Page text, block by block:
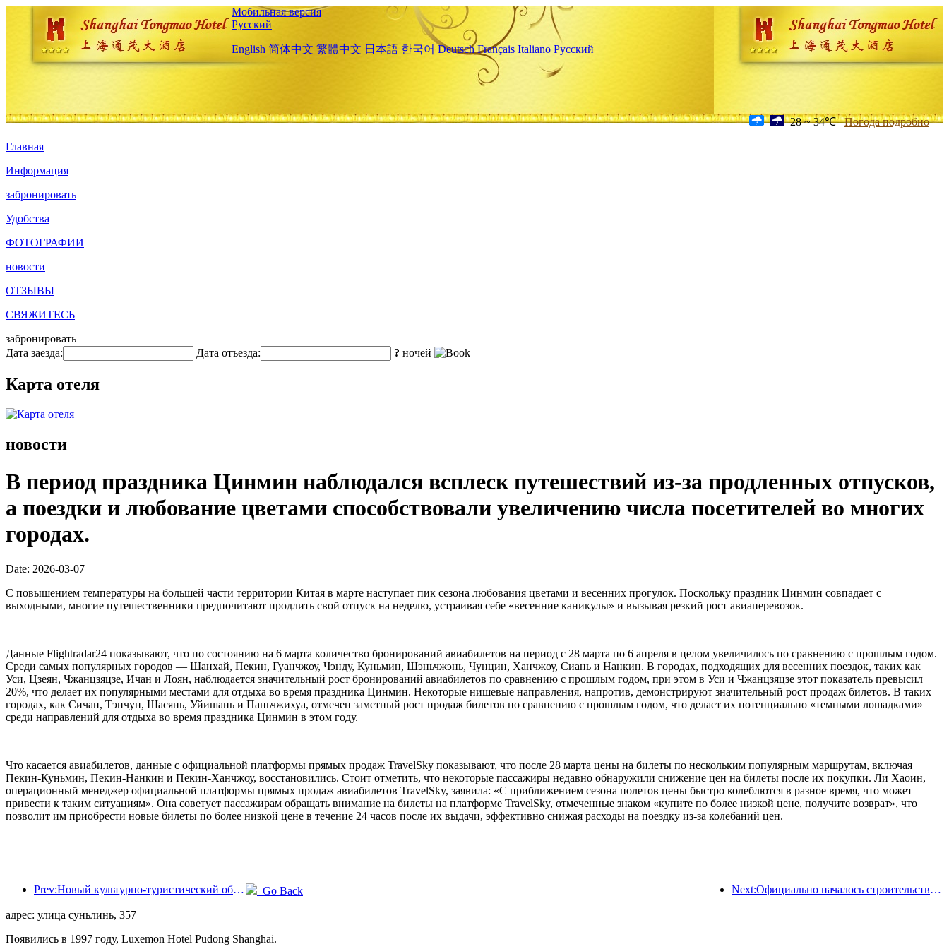
Мобильная версия
Русский
English 简体中文 繁體中文 日本語 한국어 Deutsch Français Italiano Русский
28 ~ 34℃ Погода подробно
Главная
Информация
забронировать
Удобства
ФОТОГРАФИИ
новости
ОТЗЫВЫ
СВЯЖИТЕСЬ
забронировать
Дата заезда:
Дата отъезда: ? ночей
Карта отеля
новости
В период праздника Цинмин наблюдался всплеск путешествий из-за продленных отпусков,
а поездки и любование цветами способствовали увеличению числа посетителей во многих
городах.
Date: 2026-03-07
С повышением температуры на большей части территории Китая в марте наступает пик сезона любования цветами и весенних прогулок. Поскольку праздник Цинмин совпадает с
выходными, многие путешественники предпочитают продлить свой отпуск на неделю, устраивая себе «весенние каникулы» и вызывая резкий рост авиаперевозок.
Данные Flightradar24 показывают, что по состоянию на 6 марта количество бронирований авиабилетов на период с 28 марта по 6 апреля в целом увеличилось по сравнению с прошлым годом.
Среди самых популярных городов — Шанхай, Пекин, Гуанчжоу, Чэнду, Куньмин, Шэньчжэнь, Чунцин, Ханчжоу, Сиань и Нанкин. В городах, подходящих для весенних поездок, таких как
Уси, Цзеян, Чжанцзяцзе, Ичан и Лоян, наблюдается значительный рост бронирований авиабилетов по сравнению с прошлым годом, при этом в Уси и Чжанцзяцзе этот показатель превысил
20%, что делает их популярными местами для отдыха во время праздника Цинмин. Некоторые нишевые направления, напротив, демонстрируют значительный рост продаж билетов. В таких
городах, как Сичан, Тэнчун, Шасянь, Уйишань и Паньчжихуа, отмечен заметный рост продаж билетов по сравнению с прошлым годом, что делает их потенциально «темными лошадками»
среди направлений для отдыха во время праздника Цинмин в этом году.
Что касается авиабилетов, данные с официальной платформы прямых продаж TravelSky показывают, что после 28 марта цены на билеты по нескольким популярным маршрутам, включая
Пекин-Куньмин, Пекин-Нанкин и Пекин-Ханчжоу, восстановились. Стоит отметить, что некоторые пассажиры недавно обнаружили снижение цен на билеты после их покупки. Ли Хаоин,
операционный менеджер официальной платформы прямых продаж авиабилетов TravelSky, заявила: «С приближением сезона полетов цены быстро колеблются в разное время, что может
привести к таким ситуациям». Она советует пассажирам обращать внимание на билеты на платформе TravelSky, отмеченные знаком «купите по более низкой цене, получите возврат», что
позволит им приобрести новые билеты по более низкой цене в течение 24 часов после их выдачи, эффективно снижая расходы на поездку из-за колебаний цен.
Prev:Новый культурно-туристический объект в центре Пекина, парк «Пиннакл», официально откроется в этом году. Next:Официально началось строительство жилого комплекса 'Сиань Цюйцзян Тайпинфан', общая площадь застройки которого составляет 137 000 квадратных метров.
Go Back
адрес: улица суньлинь, 357
Появились в 1997 году, Luxemon Hotel Pudong Shanghai.